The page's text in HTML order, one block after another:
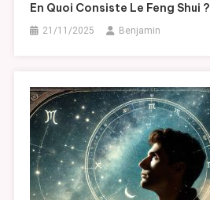
En Quoi Consiste Le Feng Shui ?
21/11/2025 Benjamin